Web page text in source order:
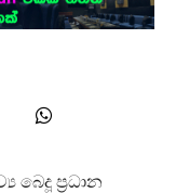
බෙදූ ප්‍රධාන